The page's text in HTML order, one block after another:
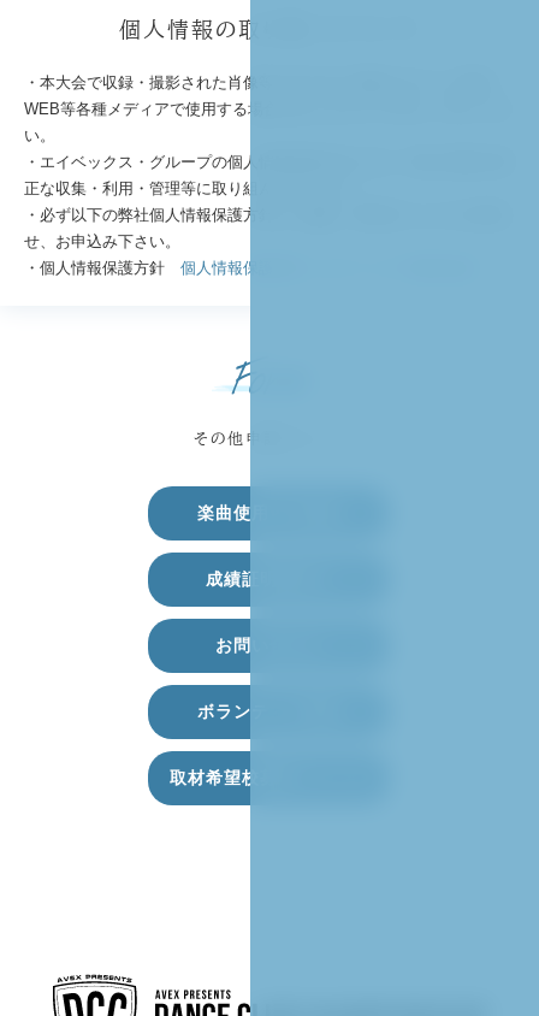
個人情報の取り扱いについて
・本大会で収録・撮影された肖像等を本大会に関連するテレビ雑誌
WEB等各種メディアで使用する場合がありますので予めご了承くださ
い。
・エイベックス・グループの個人情報保護方針に従って個人情報の適
正な収集・利用・管理等に取り組んでおります。
・必ず以下の弊社個人情報保護方針をご確認、同意頂いた上でお問合
せ、お申込み下さい。
・個人情報保護方針 個人情報保護方針｜エイベックス株式会社
Form
その他申請フォーム
楽曲使用可否確認
成績証明書発行
お問い合わせ
ボランティア募集
取材希望校募集フォーム